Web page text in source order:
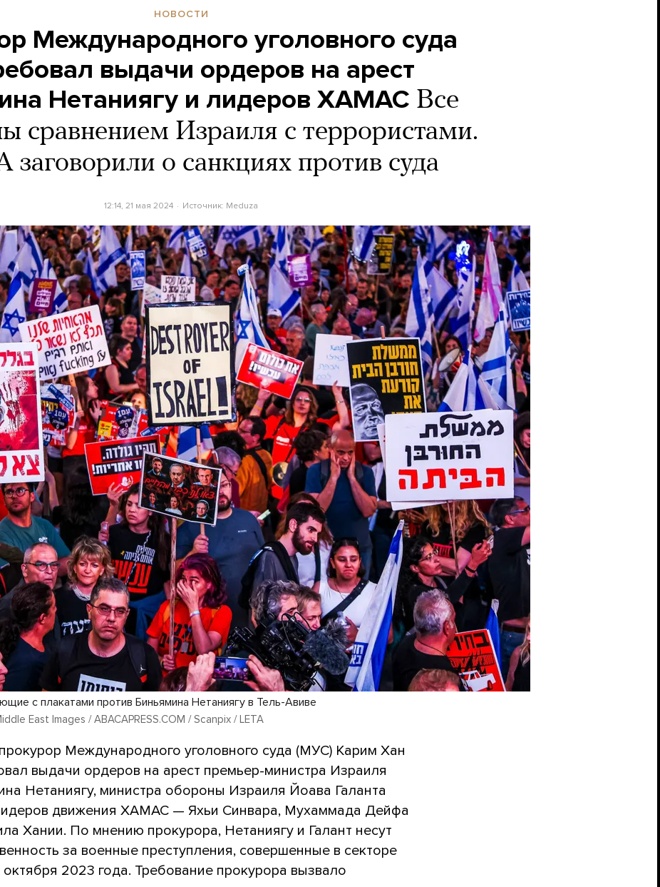
НОВОСТИ
Международного уголовного суда
выдачи ордеров на арест
Нетаниягу и лидеров ХАМАС Все
сравнением Израиля с террористами.
о санкциях против суда
12:14, 21 мая 2024 Источник: Meduza
с плакатами против Биньямина Нетаниягу в Тель-Авиве
East Images / ABACAPRESS.COM / Scanpix / LETA
Международного уголовного суда (МУС) Карим Хан
выдачи ордеров на арест премьер-министра Израиля
Нетаниягу, министра обороны Израиля Йоава Галанта
движения ХАМАС — Яхьи Синвара, Мухаммада Дейфа
Хании. По мнению прокурора, Нетаниягу и Галант несут
за военные преступления, совершенные в секторе
октября 2023 года. Требование прокурора вызвало